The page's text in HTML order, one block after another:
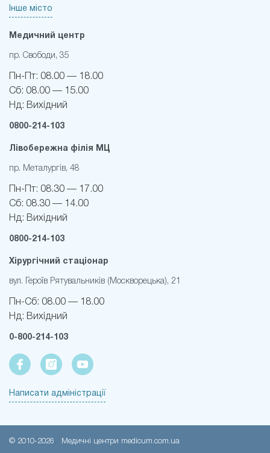
Інше місто
Медичний центр
пр. Свободи, 35
Пн-Пт: 08.00 — 18.00
Сб: 08.00 — 15.00
Нд: Вихідний
0800-214-103
Лівобережна філія МЦ
пр. Металургів, 48
Пн-Пт: 08.30 — 17.00
Сб: 08.30 — 14.00
Нд: Вихідний
0800-214-103
Хірургічний стаціонар
вул. Героїв Рятувальників (Москворецька), 21
Пн-Cб: 08.00 — 18.00
Нд: Вихідний
0-800-214-103
Написати адміністрації
© 2010-2026 Медичні центри medicum.com.ua